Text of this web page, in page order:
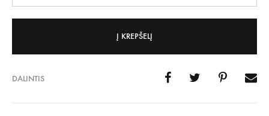
Į KREPŠELĮ
DALINTIS